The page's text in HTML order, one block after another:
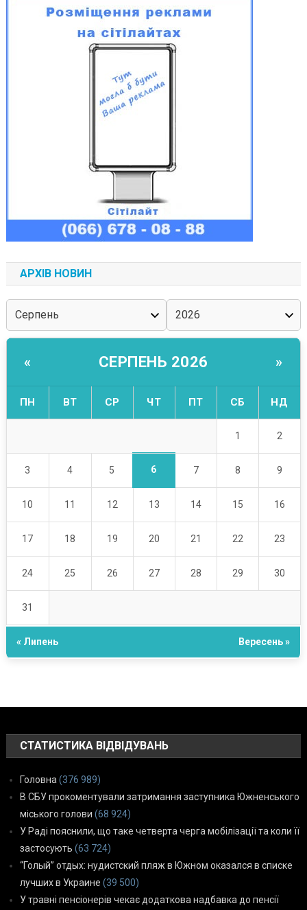
АРХІВ НОВИН
« СЕРПЕНЬ 2026 »
ПН ВТ СР ЧТ ПТ СБ НД
1 2
3 4 5 6 7 8 9
10 11 12 13 14 15 16
17 18 19 20 21 22 23
24 25 26 27 28 29 30
31
« Липень Вересень »
СТАТИСТИКА ВІДВІДУВАНЬ
Головна (376 989)
В СБУ прокоментували затримання заступника Южненського
міського голови (68 924)
У Раді пояснили, що таке четверта черга мобілізації та коли її
застосують (63 724)
“Голый” отдых: нудистский пляж в Южном оказался в списке
лучших в Украине (39 500)
У травні пенсіонерів чекає додаткова надбавка до пенсії